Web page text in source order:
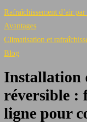
Rafraîchissement d’air
Avantages
Climatisation et
Blog
Installation
réversible :
ligne pour